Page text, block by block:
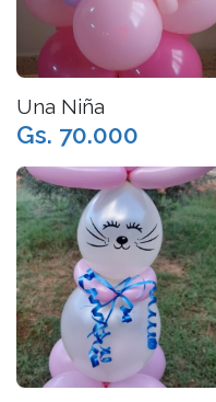
Una Niña
Gs. 70.000